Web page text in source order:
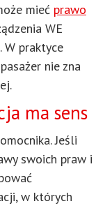
mieć prawo
WE
W praktyce
nie zna
ma sens
Jeśli
swoich praw i
w których